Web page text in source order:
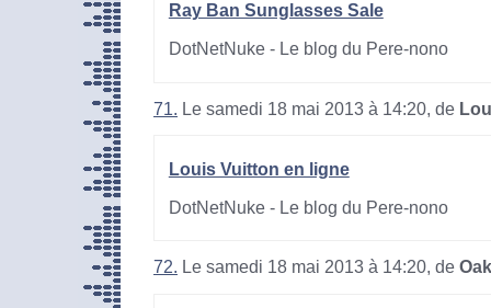
Ray Ban Sunglasses Sale
DotNetNuke - Le blog du Pere-nono
71. Le samedi 18 mai 2013 à 14:20, de
Louis Vuitton en ligne
DotNetNuke - Le blog du Pere-nono
72. Le samedi 18 mai 2013 à 14:20, de